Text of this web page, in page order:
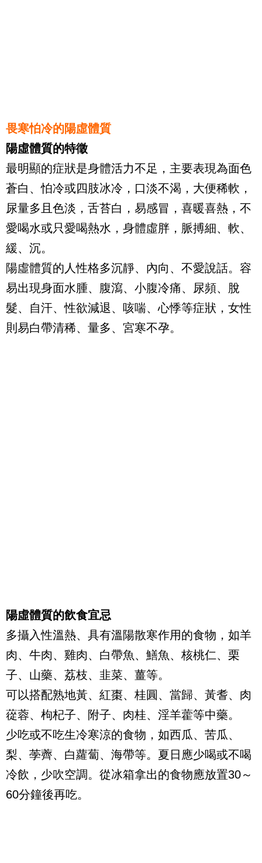
畏寒怕冷的陽虛體質
陽虛體質的特徵
最明顯的症狀是身體活力不足，主要表現為面色
蒼白、怕冷或四肢冰冷，口淡不渴，大便稀軟，
尿量多且色淡，舌苔白，易感冒，喜暖喜熱，不
愛喝水或只愛喝熱水，身體虛胖，脈搏細、軟、
緩、沉。
陽虛體質的人性格多沉靜、內向、不愛說話。容
易出現身面水腫、腹瀉、小腹冷痛、尿頻、脫
髮、自汗、性欲減退、咳喘、心悸等症狀，女性
則易白帶清稀、量多、宮寒不孕。
陽虛體質的飲食宜忌
多攝入性溫熱、具有溫陽散寒作用的食物，如羊
肉、牛肉、雞肉、白帶魚、鱔魚、核桃仁、栗
子、山藥、荔枝、韭菜、薑等。
可以搭配熟地黃、紅棗、桂圓、當歸、黃耆、肉
蓯蓉、枸杞子、附子、肉桂、淫羊藿等中藥。
少吃或不吃生冷寒涼的食物，如西瓜、苦瓜、
梨、荸薺、白蘿蔔、海帶等。夏日應少喝或不喝
冷飲，少吹空調。從冰箱拿出的食物應放置30～
60分鐘後再吃。